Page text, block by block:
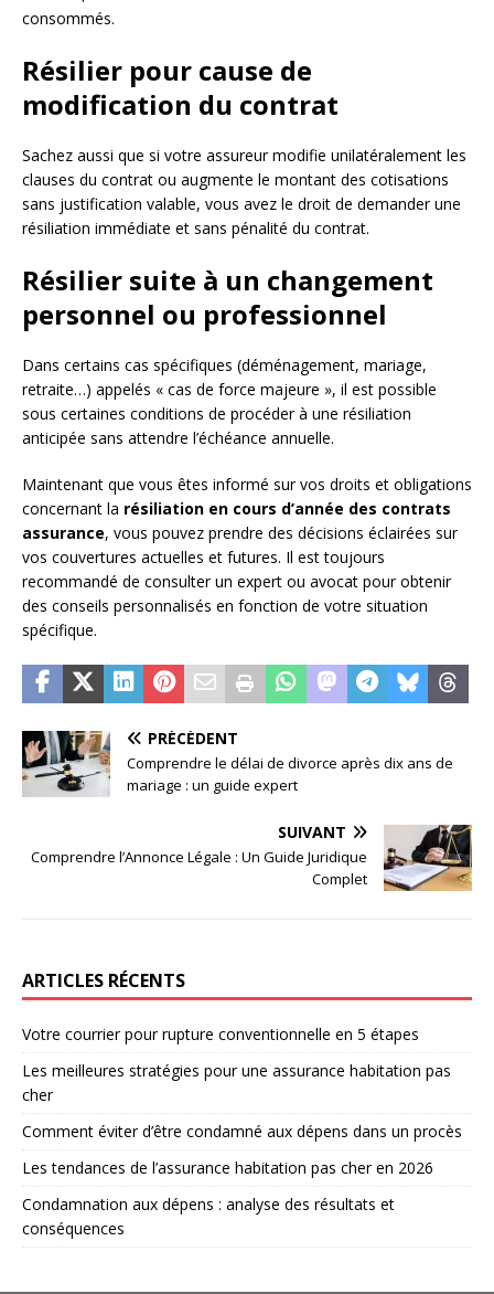
consommés.
Résilier pour cause de
modification du contrat
Sachez aussi que si votre assureur modifie unilatéralement les
clauses du contrat ou augmente le montant des cotisations
sans justification valable, vous avez le droit de demander une
résiliation immédiate et sans pénalité du contrat.
Résilier suite à un changement
personnel ou professionnel
Dans certains cas spécifiques (déménagement, mariage,
retraite…) appelés « cas de force majeure », il est possible
sous certaines conditions de procéder à une résiliation
anticipée sans attendre l’échéance annuelle.
Maintenant que vous êtes informé sur vos droits et obligations
concernant la résiliation en cours d’année des contrats
assurance, vous pouvez prendre des décisions éclairées sur
vos couvertures actuelles et futures. Il est toujours
recommandé de consulter un expert ou avocat pour obtenir
des conseils personnalisés en fonction de votre situation
spécifique.
PRÉCÉDENT
Comprendre le délai de divorce après dix ans de
mariage : un guide expert
SUIVANT
Comprendre l’Annonce Légale : Un Guide Juridique
Complet
ARTICLES RÉCENTS
Votre courrier pour rupture conventionnelle en 5 étapes
Les meilleures stratégies pour une assurance habitation pas
cher
Comment éviter d’être condamné aux dépens dans un procès
Les tendances de l’assurance habitation pas cher en 2026
Condamnation aux dépens : analyse des résultats et
conséquences